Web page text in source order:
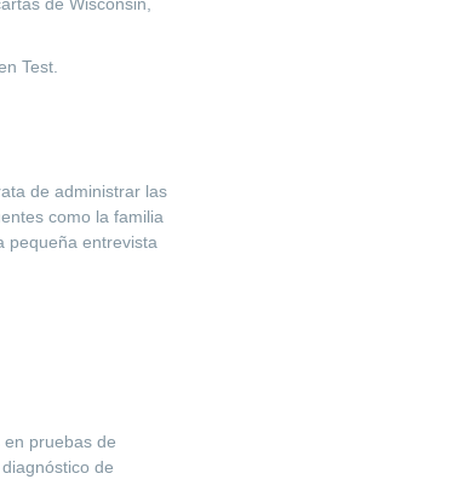
Test.
de administrar las
como la familia
pequeña entrevista
pruebas de
de